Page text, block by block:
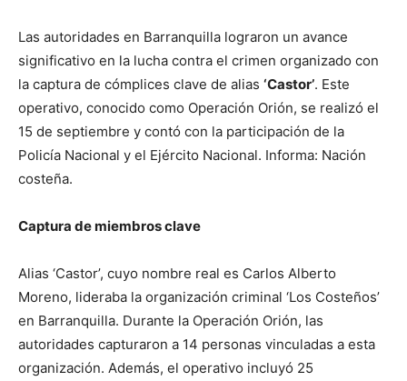
Las autoridades en Barranquilla lograron un avance
significativo en la lucha contra el crimen organizado con
la captura de cómplices clave de alias ‘Castor’. Este
operativo, conocido como Operación Orión, se realizó el
15 de septiembre y contó con la participación de la
Policía Nacional y el Ejército Nacional. Informa: Nación
costeña.
Captura de miembros clave
Alias ‘Castor’, cuyo nombre real es Carlos Alberto
Moreno, lideraba la organización criminal ‘Los Costeños’
en Barranquilla. Durante la Operación Orión, las
autoridades capturaron a 14 personas vinculadas a esta
organización. Además, el operativo incluyó 25